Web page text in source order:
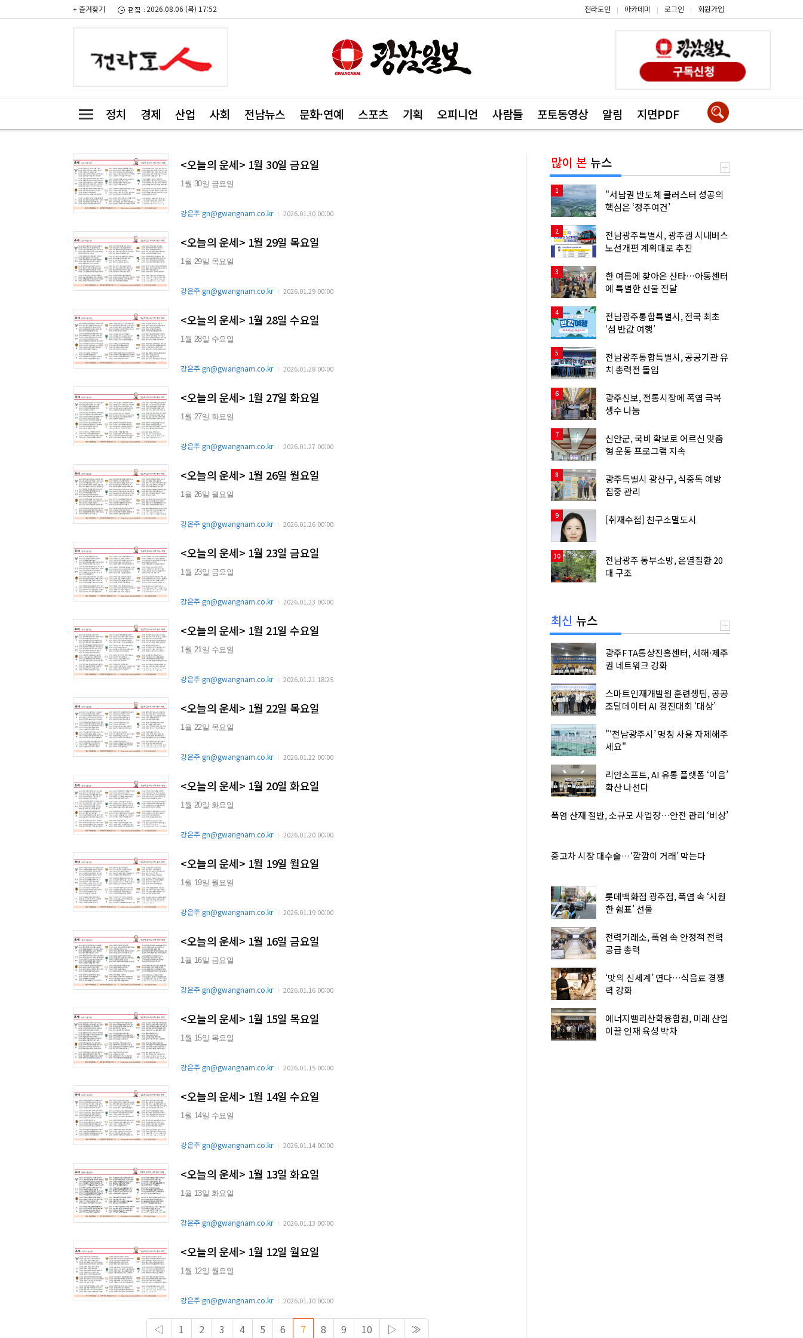
+ 즐겨찾기 2026.08.06 (목) 17:52 전라도인 | 아카데미 | 로그인 | 회원가입
정치 경제 산업 사회 전남뉴스 문화·연예 스포츠 기획 오피니언 사람들 포토동영상 알림 지면PDF
<오늘의 운세> 1월 30일 금요일
1월 30일 금요일
강은주 gn@gwangnam.co.kr 2026.01.30 00:00
<오늘의 운세> 1월 29일 목요일
1월 29일 목요일
강은주 gn@gwangnam.co.kr 2026.01.29 00:00
<오늘의 운세> 1월 28일 수요일
1월 28일 수요일
강은주 gn@gwangnam.co.kr 2026.01.28 00:00
<오늘의 운세> 1월 27일 화요일
1월 27일 화요일
강은주 gn@gwangnam.co.kr 2026.01.27 00:00
<오늘의 운세> 1월 26일 월요일
1월 26일 월요일
강은주 gn@gwangnam.co.kr 2026.01.26 00:00
<오늘의 운세> 1월 23일 금요일
1월 23일 금요일
강은주 gn@gwangnam.co.kr 2026.01.23 00:00
<오늘의 운세> 1월 21일 수요일
1월 21일 수요일
강은주 gn@gwangnam.co.kr 2026.01.21 18:25
<오늘의 운세> 1월 22일 목요일
1월 22일 목요일
강은주 gn@gwangnam.co.kr 2026.01.22 00:00
<오늘의 운세> 1월 20일 화요일
1월 20일 화요일
강은주 gn@gwangnam.co.kr 2026.01.20 00:00
<오늘의 운세> 1월 19일 월요일
1월 19일 월요일
강은주 gn@gwangnam.co.kr 2026.01.19 00:00
<오늘의 운세> 1월 16일 금요일
1월 16일 금요일
강은주 gn@gwangnam.co.kr 2026.01.16 00:00
<오늘의 운세> 1월 15일 목요일
1월 15일 목요일
강은주 gn@gwangnam.co.kr 2026.01.15 00:00
<오늘의 운세> 1월 14일 수요일
1월 14일 수요일
강은주 gn@gwangnam.co.kr 2026.01.14 00:00
<오늘의 운세> 1월 13일 화요일
1월 13일 화요일
강은주 gn@gwangnam.co.kr 2026.01.13 00:00
<오늘의 운세> 1월 12일 월요일
1월 12일 월요일
강은주 gn@gwangnam.co.kr 2026.01.10 00:00
◁ 1 2 3 4 5 6 7 8 9 10 ▷ ≫
많이 본 뉴스
1
"서남권 반도체 클러스터 성공의
핵심은 ‘정주여건’
2
전남광주특별시, 광주권 시내버스
노선개편 계획대로 추진
3
한 여름에 찾아온 산타…아동센터
에 특별한 선물 전달
4
전남광주통합특별시, 전국 최초
‘섬 반값 여행’
5
전남광주통합특별시, 공공기관 유
치 총력전 돌입
6
광주신보, 전통시장에 폭염 극복
생수 나눔
7
신안군, 국비 확보로 어르신 맞춤
형 운동 프로그램 지속
8
광주특별시 광산구, 식중독 예방
집중 관리
9 [취재수첩] 친구소멸도시
10
전남광주 동부소방, 온열질환 20
대 구조
최신 뉴스
광주FTA통상진흥센터, 서해·제주
권 네트워크 강화
스마트인재개발원 훈련생팀, 공공
조달데이터 AI 경진대회 ‘대상’
"‘전남광주시’ 명칭 사용 자제해주
세요"
리안소프트, AI 유통 플랫폼 ‘이음’
확산 나선다
폭염 산재 절반, 소규모 사업장…안전 관리 ‘비상’
중고차 시장 대수술…‘깜깜이 거래’ 막는다
롯데백화점 광주점, 폭염 속 ‘시원
한 쉼표’ 선물
전력거래소, 폭염 속 안정적 전력
공급 총력
‘맛의 신세계’ 연다…식음료 경쟁
력 강화
에너지밸리산학융합원, 미래 산업
이끌 인재 육성 박차